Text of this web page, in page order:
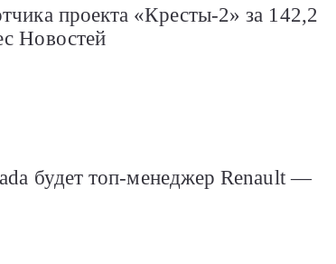
проекта «Кресты-2» за 142,2
Новостей
будет топ-менеджер Renault —